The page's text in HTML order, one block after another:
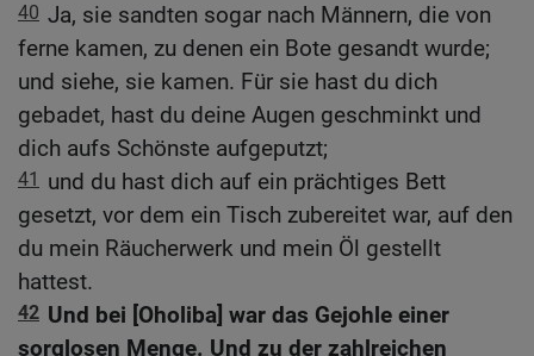
40 Ja, sie sandten sogar nach Männern, die von
ferne kamen, zu denen ein Bote gesandt wurde;
und siehe, sie kamen. Für sie hast du dich
gebadet, hast du deine Augen geschminkt und
dich aufs Schönste aufgeputzt;
41
und du hast dich auf ein prächtiges Bett
gesetzt, vor dem ein Tisch zubereitet war, auf den
du mein Räucherwerk und mein Öl gestellt
hattest.
42 Und bei [Oholiba] war das Gejohle einer
sorglosen Menge. Und zu der zahlreichen